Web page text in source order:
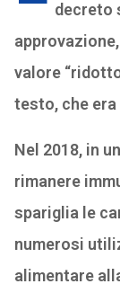
decreto
approvazione,
valore
testo, che era
Nel 2018, in
rimanere
spariglia le
numerosi
alimentare